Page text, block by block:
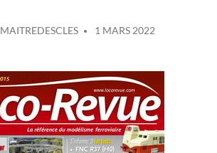
MAITREDESCLES 1 MARS 2022